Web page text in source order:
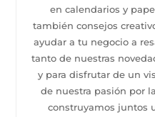
en calendarios y
también consejos
ayudar a tu negocio a
tanto de nuestras
y para disfrutar de un
de nuestra pasión por
construyamos juntos